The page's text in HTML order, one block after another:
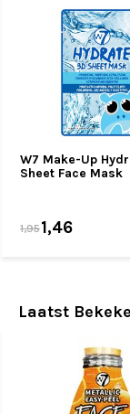
W7 Make-Up
Sheet Face Mask
1,951,46
Laatst